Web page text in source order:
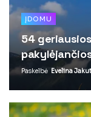
ĮDOMU
54
Paskelbė Evelina